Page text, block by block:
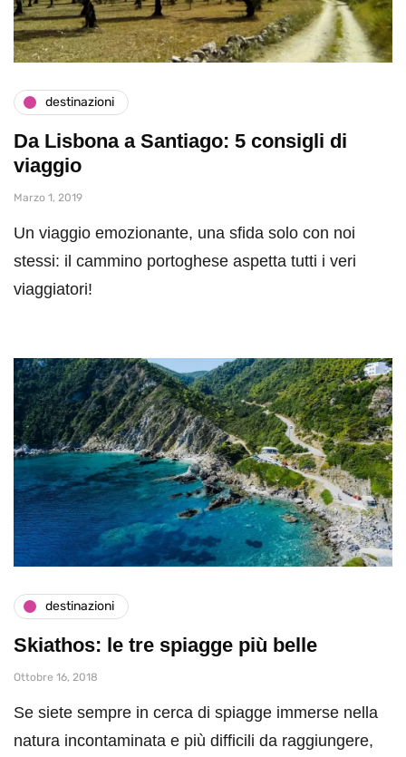
destinazioni
Da Lisbona a Santiago: 5 consigli di
viaggio
Marzo 1, 2019
Un viaggio emozionante, una sfida solo con noi
stessi: il cammino portoghese aspetta tutti i veri
viaggiatori!
destinazioni
Skiathos: le tre spiagge più belle
Ottobre 16, 2018
Se siete sempre in cerca di spiagge immerse nella
natura incontaminata e più difficili da raggiungere,